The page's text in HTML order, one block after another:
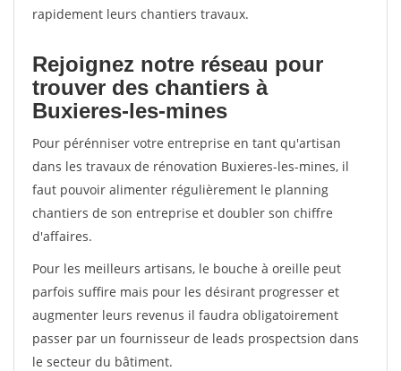
rapidement leurs chantiers travaux.
Rejoignez notre réseau pour
trouver des chantiers à
Buxieres-les-mines
Pour pérénniser votre entreprise en tant qu'artisan
dans les travaux de rénovation Buxieres-les-mines, il
faut pouvoir alimenter régulièrement le planning
chantiers de son entreprise et doubler son chiffre
d'affaires.
Pour les meilleurs artisans, le bouche à oreille peut
parfois suffire mais pour les désirant progresser et
augmenter leurs revenus il faudra obligatoirement
passer par un fournisseur de leads prospectsion dans
le secteur du bâtiment.